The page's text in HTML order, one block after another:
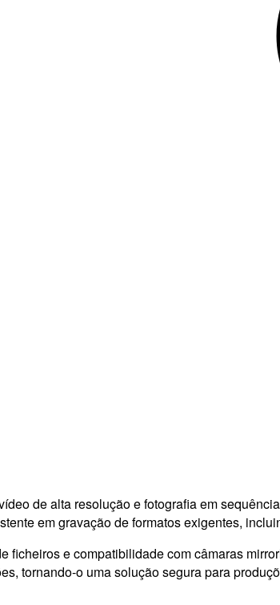
de alta resolução e fotografia em
em gravação de formatos exigentes,
e compatibilidade com câmaras
tornando-o uma solução segura para